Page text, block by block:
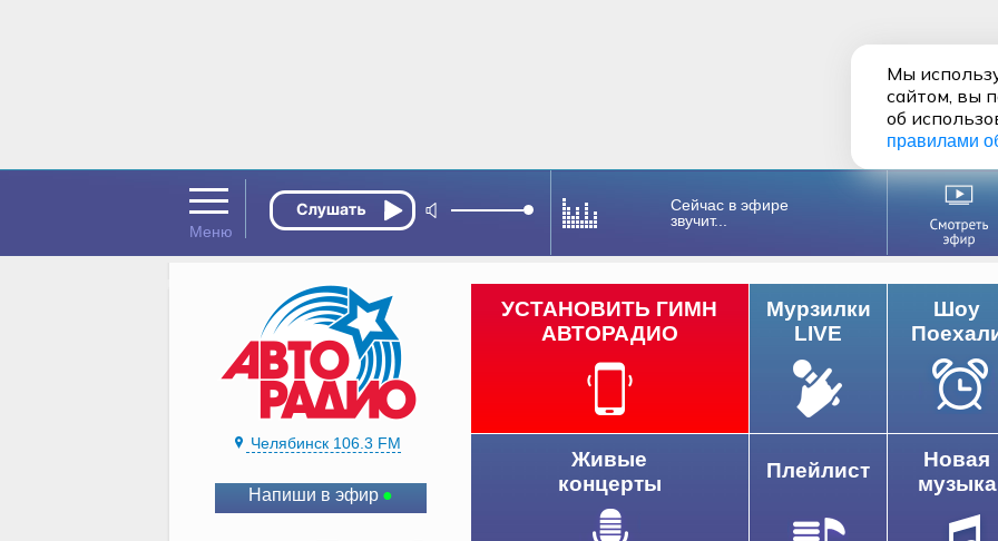
Сейчас в эфире
звучит...
Челябинск 106.3 FM
Напиши в эфир
УСТАНОВИТЬ ГИМН
АВТОРАДИО
Мурзилки
LIVE
Шоу
Живые
концерты
Плейлист
Новая
музыка
Мы
сайтом, вы
об
правилами